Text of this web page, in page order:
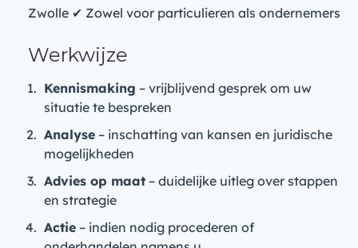
Zwolle ✔ Zowel voor particulieren als ondernemers
Werkwijze
Kennismaking – vrijblijvend gesprek om uw
situatie te bespreken
Analyse – inschatting van kansen en juridische
mogelijkheden
Advies op maat – duidelijke uitleg over stappen
en strategie
Actie – indien nodig procederen of